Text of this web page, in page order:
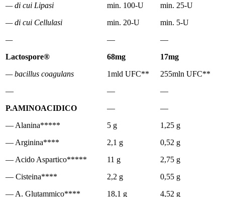
— di cui Lipasi
— di cui Cellulasi
—
Lactospore®
— bacillus coagulans
—
P.AMINOACIDICO
— Alanina*****
— Arginina****
— Acido Aspartico*****
— Cisteina****
— A. Glutammico****
min. 100-U
min. 20-U
—
68mg
1mld UFC**
—
—
5 g
2,1 g
11 g
2,2 g
18,1 g
min. 25-U
min. 5-U
—
17mg
255mln UFC**
—
—
1,25 g
0,52 g
2,75 g
0,55 g
4,52 g